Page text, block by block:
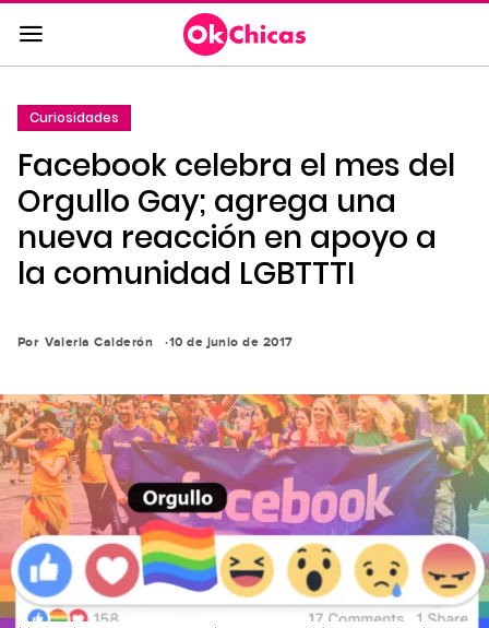
Saltar
al
contenido
a
la
navegación
principal
Curiosidades
Facebook celebra el mes del
Orgullo Gay; agrega una
nueva reacción en apoyo a
la comunidad LGBTTTI
Por Valeria Calderón 10 de junio de 2017